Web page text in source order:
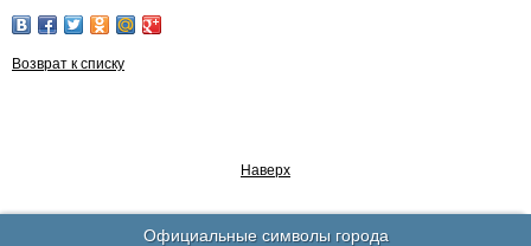
Возврат к списку
Наверх
Официальные символы города